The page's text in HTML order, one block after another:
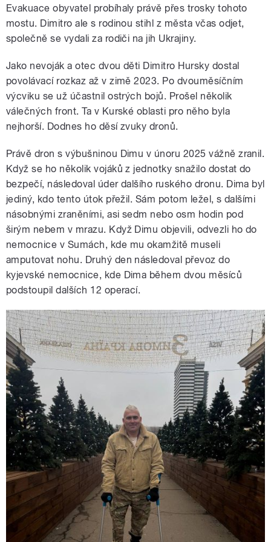
Evakuace obyvatel probíhaly právě přes trosky tohoto
mostu. Dimitro ale s rodinou stihl z města včas odjet,
společně se vydali za rodiči na jih Ukrajiny.
Jako nevoják a otec dvou děti Dimitro Hursky dostal
povolávací rozkaz až v zimě 2023. Po dvouměsíčním
výcviku se už účastnil ostrých bojů. Prošel několik
válečných front. Ta v Kurské oblasti pro něho byla
nejhorší. Dodnes ho děsí zvuky dronů.
Právě dron s výbušninou Dimu v únoru 2025 vážně zranil.
Když se ho několik vojáků z jednotky snažilo dostat do
bezpečí, následoval úder dalšího ruského dronu. Dima byl
jediný, kdo tento útok přežil. Sám potom ležel, s dalšími
násobnými zraněními, asi sedm nebo osm hodin pod
širým nebem v mrazu. Když Dimu objevili, odvezli ho do
nemocnice v Sumách, kde mu okamžitě museli
amputovat nohu. Druhý den následoval převoz do
kyjevské nemocnice, kde Dima během dvou měsíců
podstoupil dalších 12 operací.